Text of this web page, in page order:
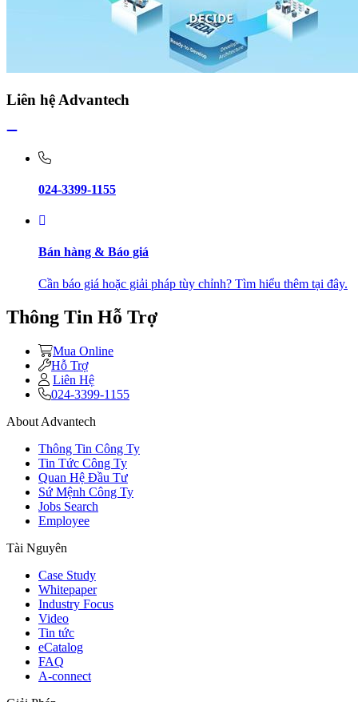
Liên hệ Advantech
024-3399-1155
Bán hàng & Báo giá
Cần báo giá hoặc giải pháp tùy chỉnh? Tìm hiểu thêm tại đây.
Thông Tin Hỗ Trợ
Mua Online
Hỗ Trợ
Liên Hệ
024-3399-1155
About Advantech
Thông Tin Công Ty
Tin Tức Công Ty
Quan Hệ Đầu Tư
Sứ Mệnh Công Ty
Jobs Search
Employee
Tài Nguyên
Case Study
Whitepaper
Industry Focus
Video
Tin tức
eCatalog
FAQ
A-connect